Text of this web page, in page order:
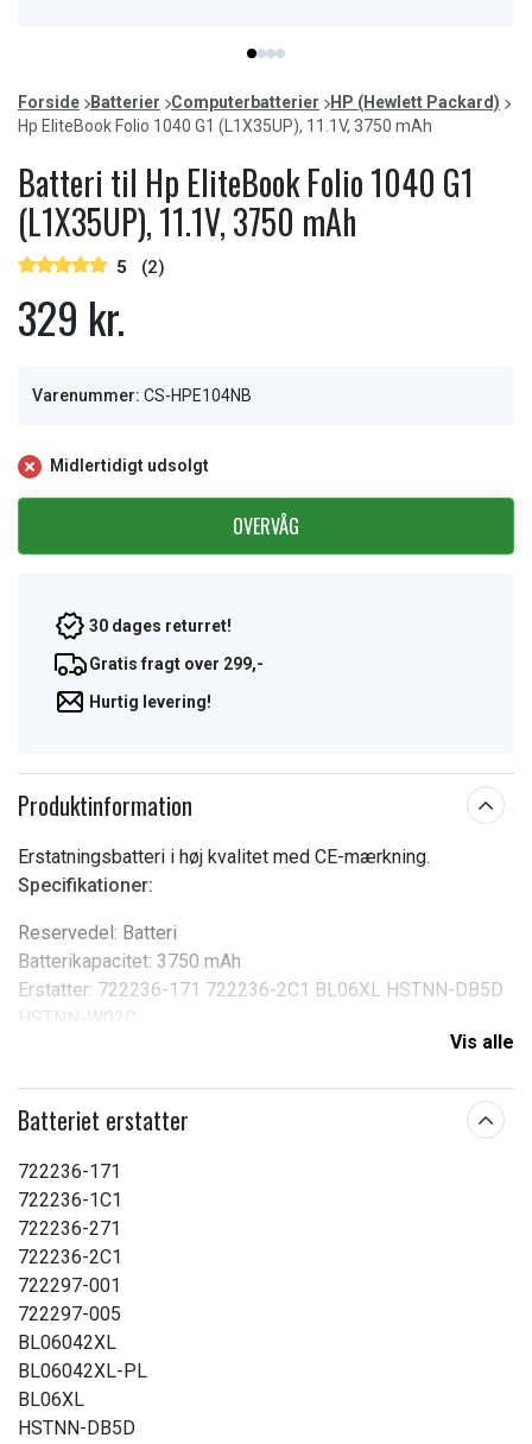
item
0
item
1
item
2
item
3
of
4
Forside Batterier Computerbatterier
HP (Hewlett Packard)
Hp EliteBook Folio 1040 G1 (L1X35UP), 11.1V, 3750 mAh
Batteri til Hp EliteBook Folio 1040 G1
(L1X35UP), 11.1V, 3750 mAh
5 (2)
329 kr.
Varenummer: CS-HPE104NB
Midlertidigt udsolgt
OVERVÅG
30 dages returret!
Gratis fragt over 299,-
Hurtig levering!
Produktinformation
Erstatningsbatteri i høj kvalitet med CE-mærkning.
Specifikationer:
Reservedel: Batteri
Batterikapacitet: 3750 mAh
Erstatter: 722236-171 722236-2C1 BL06XL HSTNN-DB5D
HSTNN-W02C
Kompatibel med: HP EliteBook 1040, EliteBook Folio 1040
Produkttype:
Batteritype:
Kapacitet:
Læs om betydningen af egenskaberne
Vis alle
Batteriet erstatter
722236-171
722236-1C1
722236-271
722236-2C1
722297-001
722297-005
BL06042XL
BL06042XL-PL
BL06XL
HSTNN-DB5D